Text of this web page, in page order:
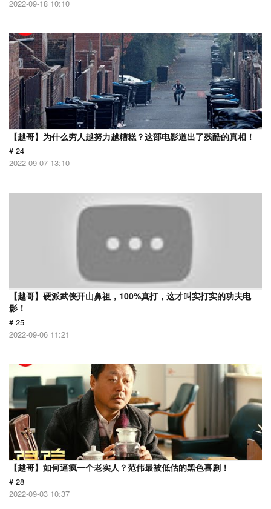
2022-09-18 10:10
【越哥】为什么穷人越努力越糟糕？这部电影道出了残酷的真相！
# 24
2022-09-07 13:10
【越哥】硬派武侠开山鼻祖，100%真打，这才叫实打实的功夫电
影！
# 25
2022-09-06 11:21
【越哥】如何逼疯一个老实人？范伟最被低估的黑色喜剧！
# 28
2022-09-03 10:37